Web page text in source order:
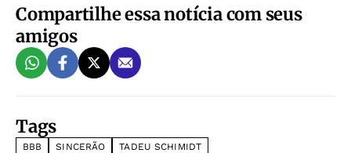
Compartilhe essa notícia com seus
amigos
Tags
BBB SINCERÃO TADEU SCHIMIDT